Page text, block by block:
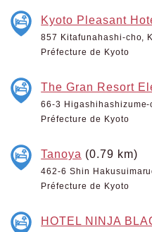
Kyoto Pleasant
857 Kitafunahashi-cho,
Préfecture de Kyoto
The Gran Resort
66-3
Préfecture de Kyoto
Tanoya (0.79 km)
462-6 Shin
Préfecture de Kyoto
HOTEL NINJA